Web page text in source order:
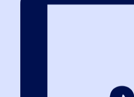
обсуждения, а какие ведут к выдаче
и возбуждению административного
Фабула дела: что
квалификации специалистов